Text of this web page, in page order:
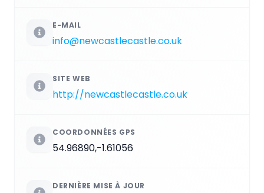
E-MAIL
info@newcastlecastle.co.uk
SITE WEB
http://newcastlecastle.co.uk
COORDONNÉES GPS
54.96890,-1.61056
DERNIÈRE MISE À JOUR